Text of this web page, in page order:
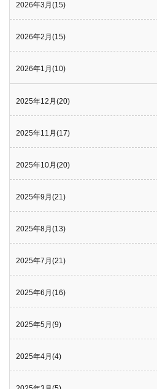
2026年3月(15)
2026年2月(15)
2026年1月(10)
2025年12月(20)
2025年11月(17)
2025年10月(20)
2025年9月(21)
2025年8月(13)
2025年7月(21)
2025年6月(16)
2025年5月(9)
2025年4月(4)